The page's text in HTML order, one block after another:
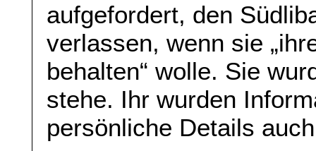
aufgefordert, den
verlassen, wenn sie
behalten“ wolle. Sie
stehe. Ihr wurden
persönliche Details